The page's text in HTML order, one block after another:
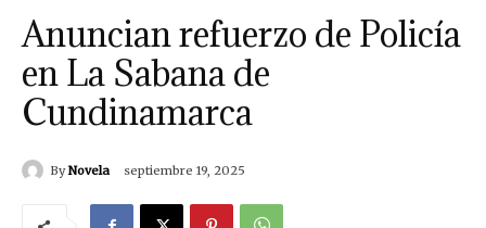
Anuncian refuerzo de Policía
en La Sabana de
Cundinamarca
By Novela septiembre 19, 2025